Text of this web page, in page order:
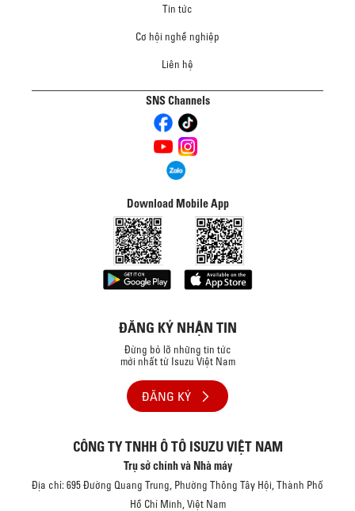
Tin tức
Cơ hội nghề nghiệp
Liên hệ
SNS Channels
Download Mobile App
ĐĂNG KÝ NHẬN TIN
Đừng bỏ lỡ những tin tức
mới nhất từ Isuzu Việt Nam
ĐĂNG KÝ
CÔNG TY TNHH Ô TÔ ISUZU VIỆT NAM
Trụ sở chính và Nhà máy
Địa chỉ: 695 Đường Quang Trung, Phường Thông Tây Hội, Thành Phố
Hồ Chí Minh, Việt Nam